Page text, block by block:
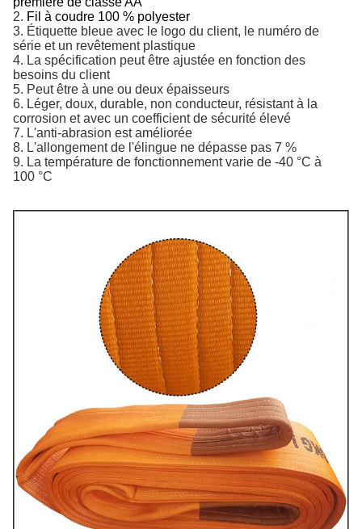
2. Fil à coudre 100 % polyester
3. Étiquette bleue avec le logo du client, le numéro de
série et un revêtement plastique
4. La spécification peut être ajustée en fonction des
besoins du client
5. Peut être à une ou deux épaisseurs
6. Léger, doux, durable, non conducteur, résistant à la
corrosion et avec un coefficient de sécurité élevé
7. L'anti-abrasion est améliorée
8. L'allongement de l'élingue ne dépasse pas 7 %
9. La température de fonctionnement varie de -40 °C à
100 °C